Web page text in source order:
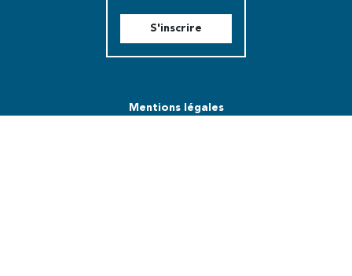
S'inscrire
Mentions légales